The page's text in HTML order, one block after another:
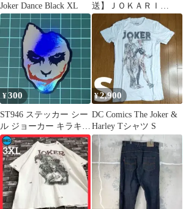
Joker Dance Black XL
送】ＪＯＫＡＲＩ
60115 エンドスリー
ブ １．５ ５００個入
り【沖縄離島販売不
¥300
ST946 ステッカー シー
ル ジョーカー キラキラ
カラフル joker 映画
¥2,900
DC Comics The Joker &
Harley Tシャツ S